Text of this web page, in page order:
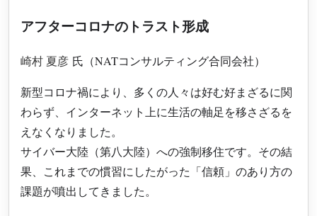
アフターコロナのトラスト形成
崎村 夏彦 氏（NATコンサルティング合同会社）
新型コロナ禍により、多くの人々は好む好まざるに関
わらず、インターネット上に生活の軸足を移さざるを
えなくなりました。
サイバー大陸（第八大陸）への強制移住です。その結
果、これまでの慣習にしたがった「信頼」のあり方の
課題が噴出してきました。